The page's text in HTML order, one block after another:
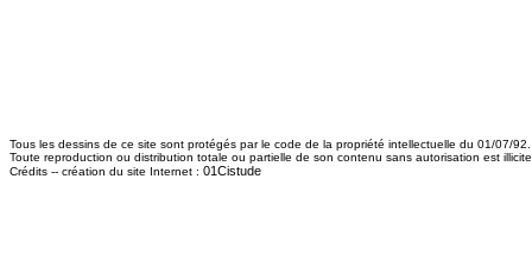
Tous les dessins de ce site sont protégés par le code de la propriété intellectuelle du 01/07/92.
Toute reproduction ou distribution totale ou partielle de son contenu sans autorisation est
Crédits -- création du site Internet : 01Cistude